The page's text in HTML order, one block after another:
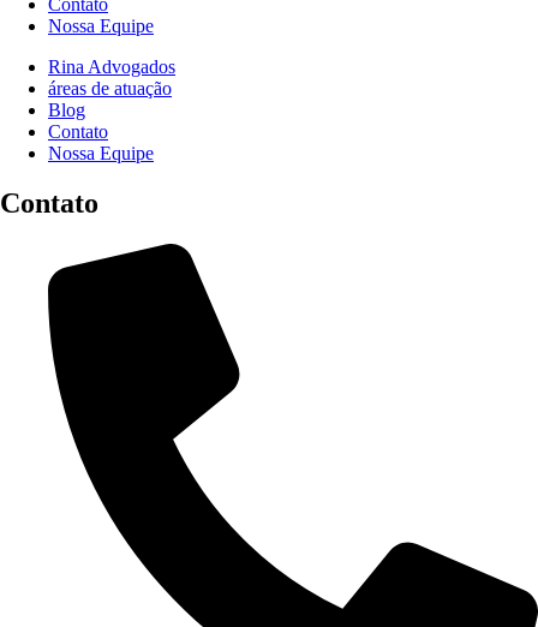
Nossa Equipe
Rina Advogados
áreas de atuação
Blog
Contato
Nossa Equipe
Contato